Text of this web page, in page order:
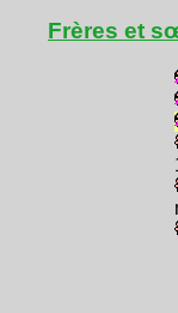
Frères et